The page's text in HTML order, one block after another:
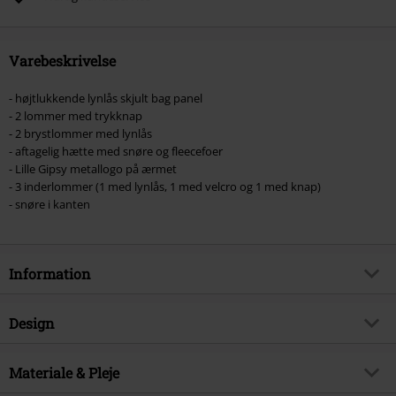
Varebeskrivelse
- højtlukkende lynlås skjult bag panel
- 2 lommer med trykknap
- 2 brystlommer med lynlås
- aftagelig hætte med snøre og fleecefoer
- Lille Gipsy metallogo på ærmet
- 3 inderlommer (1 med lynlås, 1 med velcro og 1 med knap)
- snøre i kanten
Information
Artikelnr.
Brand
Design
Produkttype
Materiale & Pleje